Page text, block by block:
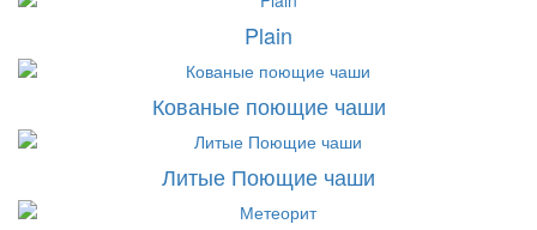
Plain
Кованые поющие чаши
Литые Поющие чаши